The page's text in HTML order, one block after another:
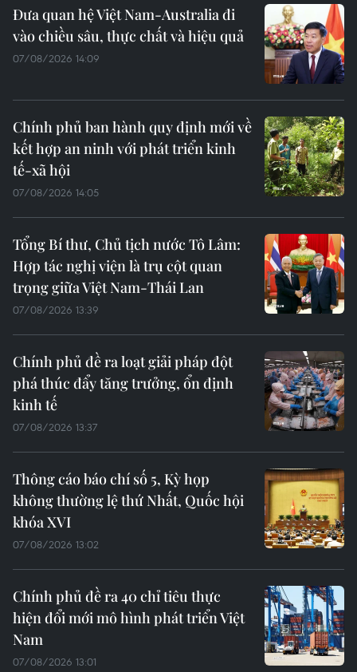
Đưa quan hệ Việt Nam-Australia đi
vào chiều sâu, thực chất và hiệu quả
07/08/2026 14:09
Chính phủ ban hành quy định mới về
kết hợp an ninh với phát triển kinh
tế-xã hội
07/08/2026 14:05
Tổng Bí thư, Chủ tịch nước Tô Lâm:
Hợp tác nghị viện là trụ cột quan
trọng giữa Việt Nam-Thái Lan
07/08/2026 13:39
Chính phủ đề ra loạt giải pháp đột
phá thúc đẩy tăng trưởng, ổn định
kinh tế
07/08/2026 13:37
Thông cáo báo chí số 5, Kỳ họp
không thường lệ thứ Nhất, Quốc hội
khóa XVI
07/08/2026 13:02
Chính phủ đề ra 40 chỉ tiêu thực
hiện đổi mới mô hình phát triển Việt
Nam
07/08/2026 13:01